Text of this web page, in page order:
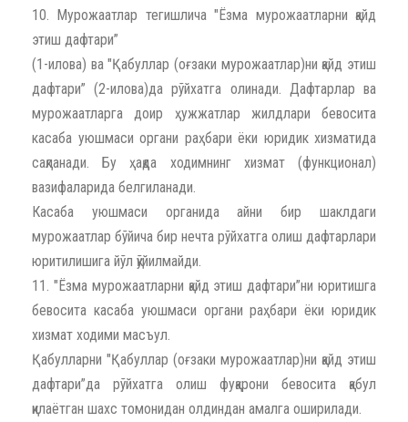
10. Мурожаатлар тегишлича "Ёзма мурожаатларни қайд
этиш дафтари”
(1-илова) ва "Қабуллар (оғзаки мурожаатлар)ни қайд этиш
дафтари” (2-илова)да рўйхатга олинади. Дафтарлар ва
мурожаатларга доир ҳужжатлар жилдлари бевосита
касаба уюшмаси органи раҳбари ёки юридик хизматида
сақланади. Бу ҳақда ходимнинг хизмат (функционал)
вазифаларида белгиланади.
Касаба уюшмаси органида айни бир шаклдаги
мурожаатлар бўйича бир нечта рўйхатга олиш дафтарлари
юритилишига йўл қўйилмайди.
11. "Ёзма мурожаатларни қайд этиш дафтари”ни юритишга
бевосита касаба уюшмаси органи раҳбари ёки юридик
хизмат ходими масъул.
Қабулларни "Қабуллар (оғзаки мурожаатлар)ни қайд этиш
дафтари”да рўйхатга олиш фуқарони бевосита қабул
қилаётган шахс томонидан олдиндан амалга оширилади.